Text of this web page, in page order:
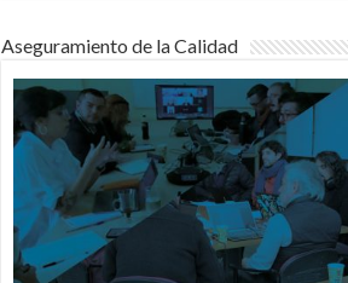
Aseguramiento de la Calidad